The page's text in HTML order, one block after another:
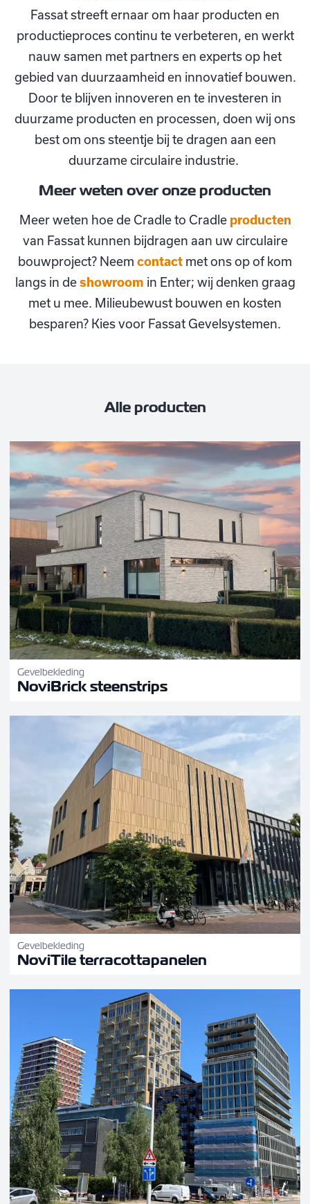
Fassat streeft ernaar om haar producten en
productieproces continu te verbeteren, en werkt
nauw samen met partners en experts op het
gebied van duurzaamheid en innovatief bouwen.
Door te blijven innoveren en te investeren in
duurzame producten en processen, doen wij ons
best om ons steentje bij te dragen aan een
duurzame circulaire industrie.
Meer weten over onze producten
Meer weten hoe de Cradle to Cradle producten
van Fassat kunnen bijdragen aan uw circulaire
bouwproject? Neem contact met ons op of kom
langs in deshowroom in Enter; wij denken graag
met u mee. Milieubewust bouwen en kosten
besparen? Kies voor Fassat Gevelsystemen.
Alle producten
Gevelbekleding
NoviBrick steenstrips
Gevelbekleding
NoviTile terracottapanelen